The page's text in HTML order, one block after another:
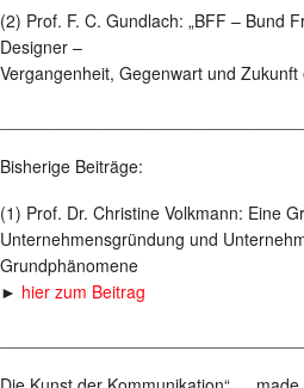
(2) Prof. F. C. Gundlach: „BFF – Bund
Designer –
Vergangenheit, Gegenwart und Zukunft
Bisherige Beiträge:
(1) Prof. Dr. Christine Volkmann: Eine
Unternehmensgründung und
Grundphänomene
► hier zum Beitrag